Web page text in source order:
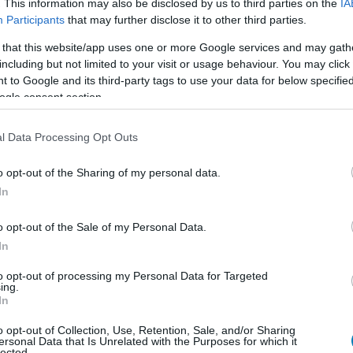
This information may also be disclosed by us to third parties on the
Participants that may further disclose it to other third parties.
that this website/app uses one or more Google services and may
but not limited to your visit or usage behaviour. You may
to Google and its third-party tags to use your data for below
consent section.
Data Processing Opt Outs
opt-out of the Sharing of my personal data.
opt-out of the Sale of my Personal Data.
opt-out of processing my Personal Data for Targeted
opt-out of Collection, Use, Retention, Sale, and/or Sharing
Data that Is Unrelated with the Purposes for which it
kibontsa. A sorozat a Warner Bros. Leavesden
főszerepben McLaughlinnal, Arabella Stantonnal,
felnőtt szereplők között John Lithgow (Dumbledore),
is feltűnik.
jön szembe GSO-n vagy a social médiában.
a legjobbakat,iratkozz fel hírlevelünkre!
és azt elfogadom.